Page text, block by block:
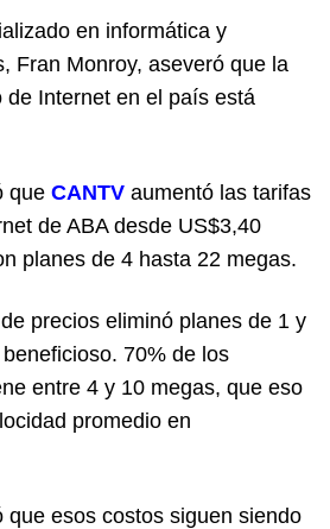
en informática y
Fran Monroy, aseveró que la
de Internet en el país está
que CANTV aumentó las tarifas
de ABA desde US$3,40
planes de 4 hasta 22 megas.
precios eliminó planes de 1 y
70% de los
entre 4 y 10 megas, que eso
promedio en
que esos costos siguen siendo